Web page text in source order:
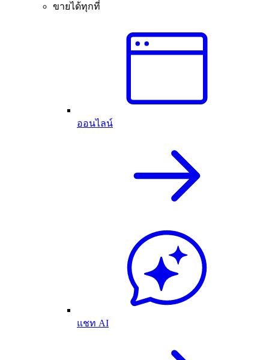
ขายได้ทุกที่
ออนไลน์
แชท AI